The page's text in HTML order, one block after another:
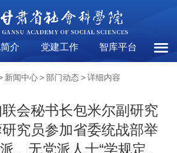
介 党建工作 智库平台
部门
新闻中心 > 部门动态 > 详细内容
会秘书长包米尔副研究
究员参加省委统战部举
、无党派人士“学规定、